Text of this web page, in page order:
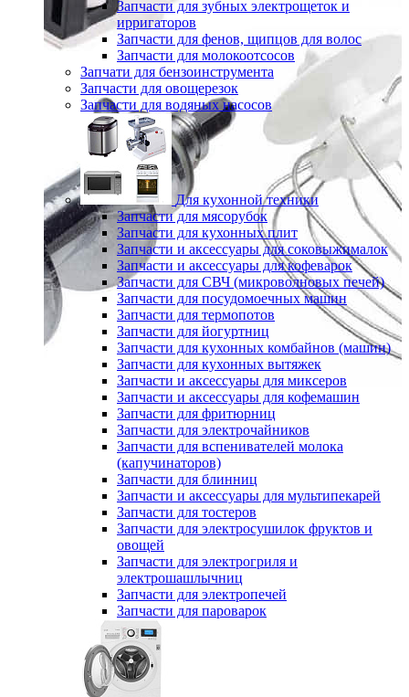
Запчасти для зубных электрощеток и
ирригаторов
Запчасти для фенов, щипцов для волос
Запчасти для молокоотсосов
Запчати для бензоинструмента
Запчасти для овощерезок
Запчасти для водяных насосов
Для кухонной техники
Запчасти для мясорубок
Запчасти для кухонных плит
Запчасти и аксессуары для соковыжималок
Запчасти и аксессуары для кофеварок
Запчасти для СВЧ (микроволновых печей)
Запчасти для посудомоечных машин
Запчасти для термопотов
Запчасти для йогуртниц
Запчасти для кухонных комбайнов (машин)
Запчасти для кухонных вытяжек
Запчасти и аксессуары для миксеров
Запчасти и аксессуары для кофемашин
Запчасти для фритюрниц
Запчасти для электрочайников
Запчасти для вспенивателей молока
(капучинаторов)
Запчасти для блинниц
Запчасти и аксессуары для мультипекарей
Запчасти для тостеров
Запчасти для электросушилок фруктов и
овощей
Запчасти для электрогриля и
электрошашлычниц
Запчасти для электропечей
Запчасти для пароварок